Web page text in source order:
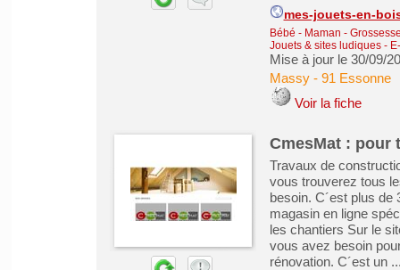
mes-jouets-en-
Bébé - Maman -
Jouets & sites ludiques-
Mise à jour le 30/09/
Massy- 91 Essonne
Voir la fiche
CmesMat : pour
Travaux de
vous trouverez tous
besoin. C´est plus
magasin en ligne
les chantiers Sur le
vous avez besoin
rénovation. C´est un